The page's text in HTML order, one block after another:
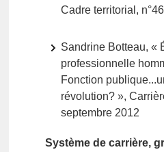
Cadre territorial,
Sandrine Botteau, «
professionnelle
Fonction
révolution? »,
septembre 2012
Système de carrière,